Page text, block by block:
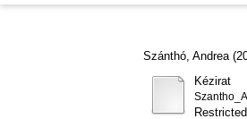
Szánthó, Andrea
Kézirat